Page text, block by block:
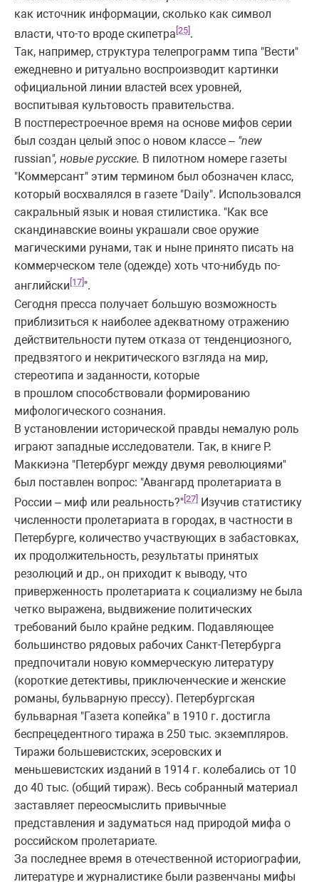
как источник информации, сколько как символ
власти, что-то вроде скипетра [25] .
Так, например, структура телепрограмм типа "Вести"
ежедневно и ритуально воспроизводит картинки
официальной линии властей всех уровней,
воспитывая культовость правительства.
В постперестроечное время на основе мифов серии
был создан целый эпос о новом классе – "new
russian", новые русские. В пилотном номере газеты
"Коммерсант" этим термином был обозначен класс,
который восхвалялся в газете "Daily". Использовался
сакральный язык и новая стилистика. "Как все
скандинавские воины украшали свое оружие
магическими рунами, так и ныне принято писать на
коммерческом теле (одежде) хоть что-нибудь по-
английски [17] ".
Сегодня пресса получает большую возможность
приблизиться к наиболее адекватному отражению
действительности путем отказа от тенденциозного,
предвзятого и некритического взгляда на мир,
стереотипа и заданности, которые
в прошлом способствовали формированию
мифологического сознания.
В установлении исторической правды немалую роль
играют западные исследователи. Так, в книге Р.
Маккиэна "Петербург между двумя революциями"
был поставлен вопрос: "Авангард пролетариата в
России – миф или реальность?"[27] Изучив статистику
численности пролетариата в городах, в частности в
Петербурге, количество участвующих в забастовках,
их продолжительность, результаты принятых
резолюций и др., он приходит к выводу, что
приверженность пролетариата к социализму не была
четко выражена, выдвижение политических
требований было крайне редким. Подавляющее
большинство рядовых рабочих Санкт-Петербурга
предпочитали новую коммерческую литературу
(короткие детективы, приключенческие и женские
романы, бульварную прессу). Петербургская
бульварная "Газета копейка" в 1910 г. достигла
беспрецедентного тиража в 250 тыс. экземпляров.
Тиражи большевистских, эсеровских и
меньшевистских изданий в 1914 г. колебались от 10
до 40 тыс. (общий тираж). Весь собранный материал
заставляет переосмыслить привычные
представления и задуматься над природой мифа о
российском пролетариате.
За последнее время в отечественной историографии,
литературе и журналистике были развенчаны мифы